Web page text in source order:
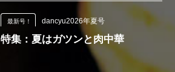
最新号！ dancyu2026年夏号
特集：夏はガツンと肉中華